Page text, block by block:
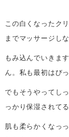
この白くなったク
までマッサージし
もみ込んでいきま
ん。私も最初はび
でもそうやってし
っかり保湿されて
肌も柔らかくなっ